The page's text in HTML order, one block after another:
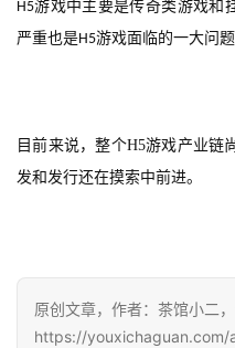
中
)
H5游戏中主要是传奇类游戏和
严重也是H5游戏面临的一大问题
目前来说，整个H5游戏产业链
发和发行还在摸索中前进。
原创文章，作者：茶馆小二，
https://